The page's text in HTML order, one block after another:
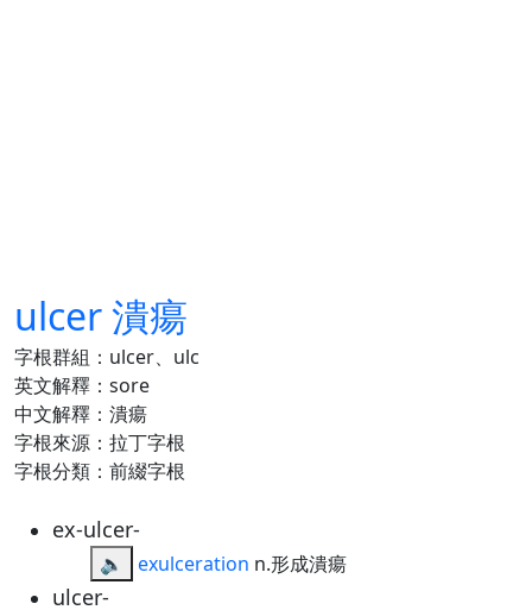
ulcer 潰瘍
字根群組：ulcer、ulc
英文解釋：sore
中文解釋：潰瘍
字根來源：拉丁字根
字根分類：前綴字根
ex-ulcer-
🔈 exulceration n.形成潰瘍
ulcer-